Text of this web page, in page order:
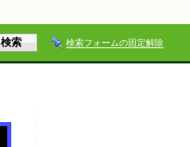
検索フォームの固定解除